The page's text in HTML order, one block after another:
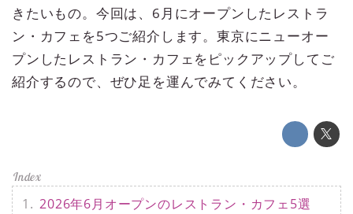
きたいもの。今回は、6月にオープンしたレストラ
ン・カフェを5つご紹介します。東京にニューオー
プンしたレストラン・カフェをピックアップしてご
紹介するので、ぜひ足を運んでみてください。
2026年6月オープンのレストラン・カフェ5選